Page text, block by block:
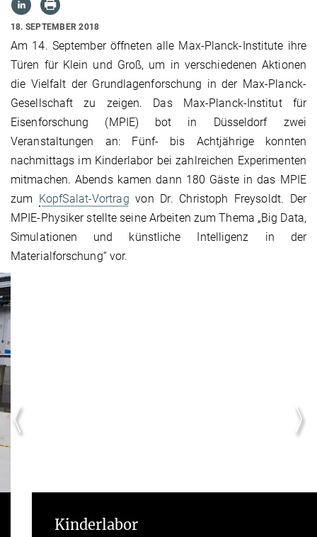
18. SEPTEMBER 2018
Am 14. September öffneten alle Max-Planck-Institute ihre
Türen für Klein und Groß, um in verschiedenen Aktionen
die Vielfalt der Grundlagenforschung in der Max-Planck-
Gesellschaft zu zeigen. Das Max-Planck-Institut für
Eisenforschung (MPIE) bot in Düsseldorf zwei
Veranstaltungen an: Fünf- bis Achtjährige konnten
nachmittags im Kinderlabor bei zahlreichen Experimenten
mitmachen. Abends kamen dann 180 Gäste in das MPIE
zum
KopfSalat-Vortrag von Dr. Christoph Freysoldt. Der
MPIE-Physiker stellte seine Arbeiten zum Thema „Big Data,
Simulationen und künstliche Intelligenz in der
Materialforschung“ vor.
Kinderlabor